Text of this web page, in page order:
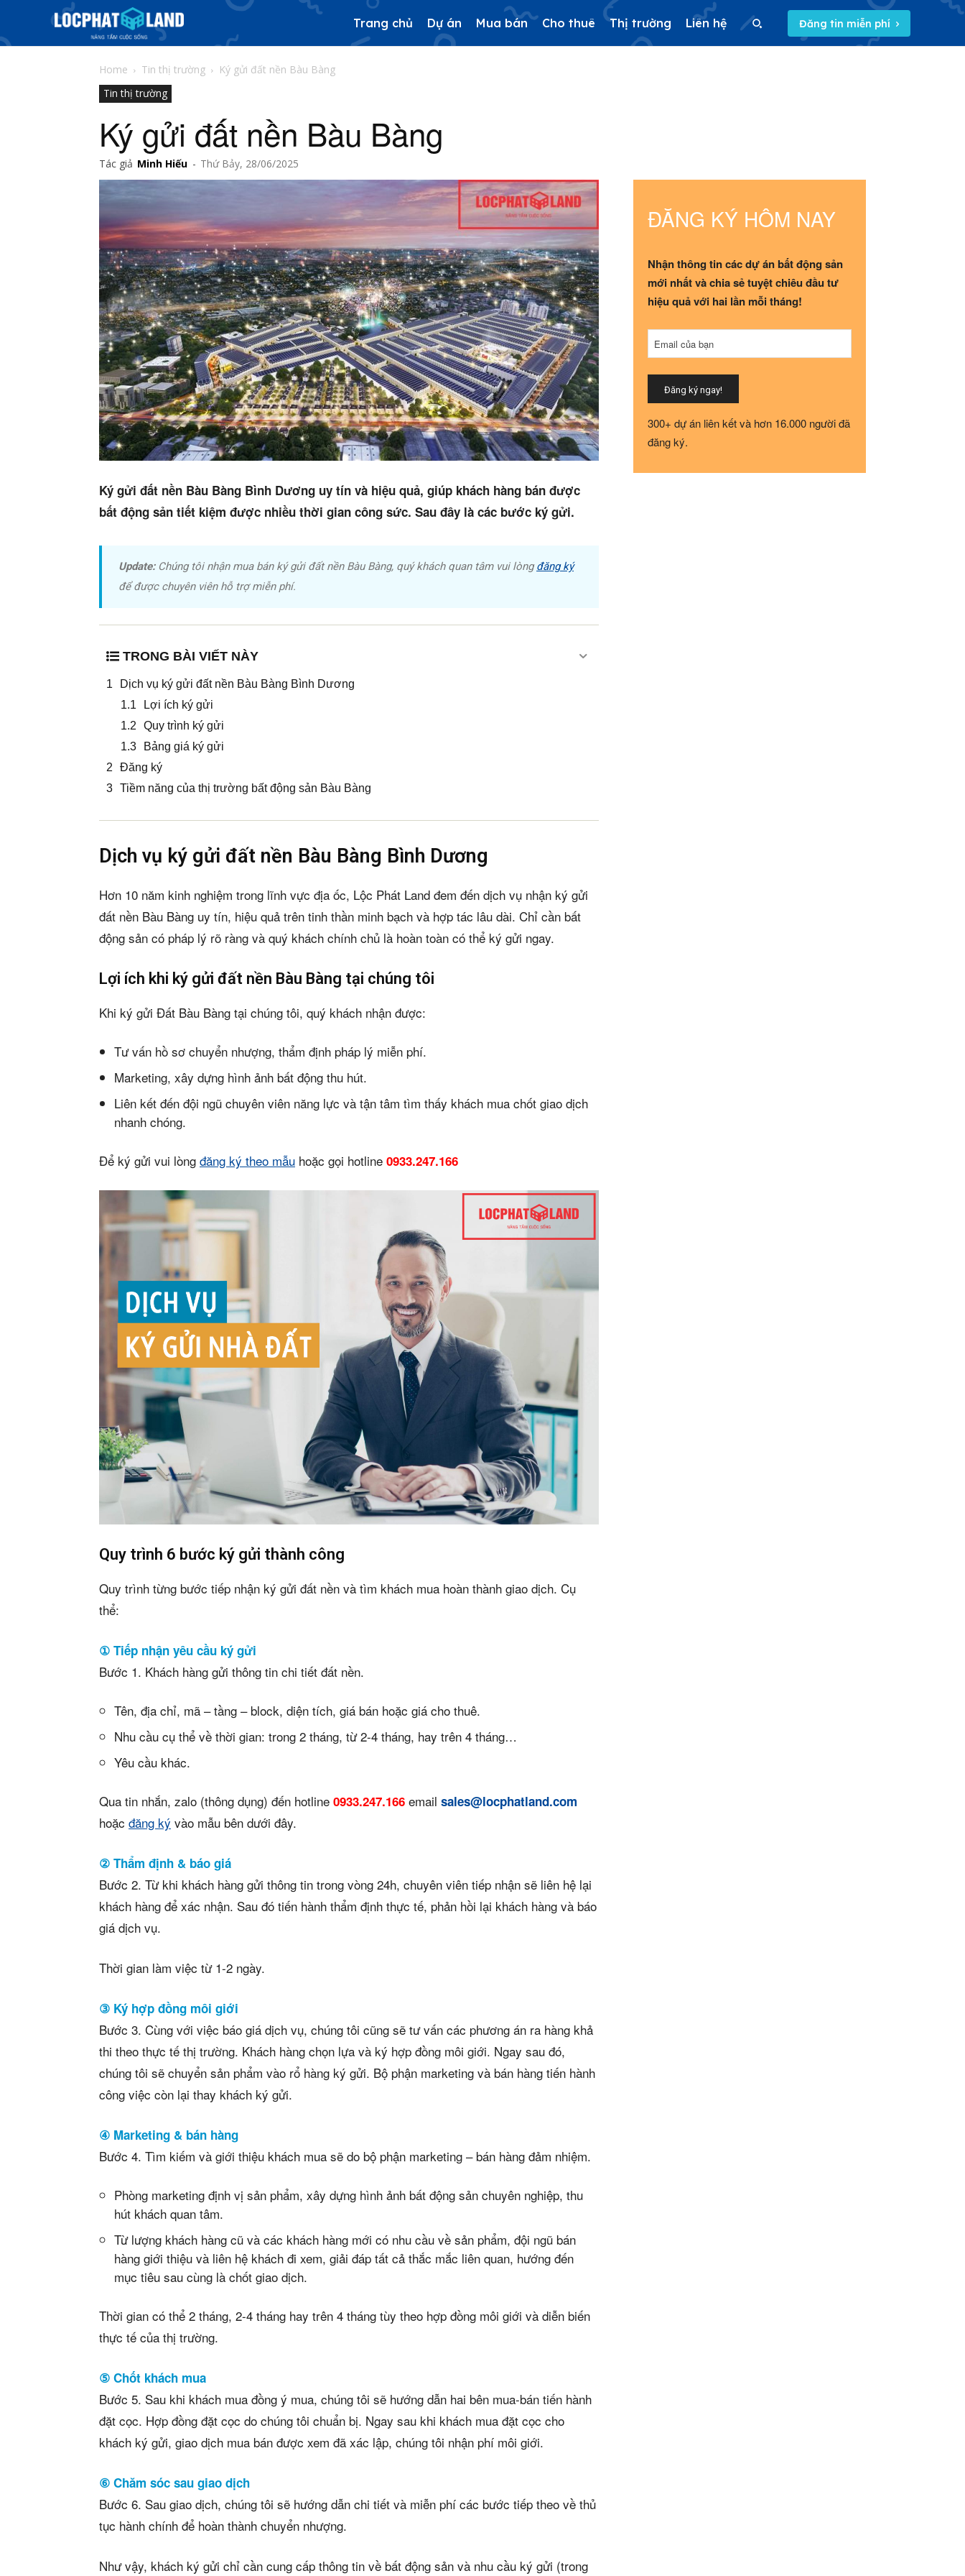
Phiên bản cập nhật V3
& tìm kiếm nhanh chóng hơn
Trang chủ
Thị trường
Liên hệ
5/5(46 Reviews)
Trang chủ Dự án Mua bán Cho thuê Thị trường Liên hệ Đăng tin miễn phí
Home Tin thị trường
Ký gửi đất nền Bàu Bàng
Tin thị trường
Ký gửi đất nền Bàu Bàng
Tác giả Minh Hiếu - Thứ Bảy, 28/06/2025
Ký gửi đất nền Bàu Bàng Bình Dương uy tín và hiệu quả, giúp khách hàng bán được
bất động sản tiết kiệm được nhiều thời gian công sức. Sau đây là các bước ký gửi.
Update:Chúng tôi nhận mua bán ký gửi đất nền Bàu Bàng, quý khách quan tâm vui lòngđăng ký
để được chuyên viên hỗ trợ miễn phí.
TRONG BÀI VIẾT NÀY
Dịch vụ ký gửi đất nền Bàu Bàng Bình Dương
Lợi ích ký gửi
Quy trình ký gửi
Bảng giá ký gửi
Đăng ký
Tiềm năng của thị trường bất động sản Bàu Bàng
Dịch vụ ký gửi đất nền Bàu Bàng Bình Dương
Hơn 10 năm kinh nghiệm trong lĩnh vực địa ốc, Lộc Phát Land đem đến dịch vụ nhận ký gửi
đất nền Bàu Bàng uy tín, hiệu quả trên tinh thần minh bạch và hợp tác lâu dài. Chỉ cần bất
động sản có pháp lý rõ ràng và quý khách chính chủ là hoàn toàn có thể ký gửi ngay.
Lợi ích khi ký gửi đất nền Bàu Bàng tại chúng tôi
Khi ký gửi Đất Bàu Bàng tại chúng tôi, quý khách nhận được:
Tư vấn hồ sơ chuyển nhượng, thẩm định pháp lý miễn phí.
Marketing, xây dựng hình ảnh bất động thu hút.
Liên kết đến đội ngũ chuyên viên năng lực và tận tâm tìm thấy khách mua chốt giao dịch
nhanh chóng.
Để ký gửi vui lòng đăng ký theo mẫu hoặc gọi hotline 0933.247.166
Quy trình 6 bước ký gửi thành công
Quy trình từng bước tiếp nhận ký gửi đất nền và tìm khách mua hoàn thành giao dịch. Cụ
thể:
① Tiếp nhận yêu cầu ký gửi
Bước 1. Khách hàng gửi thông tin chi tiết đất nền.
Tên, địa chỉ, mã – tầng – block, diện tích, giá bán hoặc giá cho thuê.
Nhu cầu cụ thể về thời gian: trong 2 tháng, từ 2-4 tháng, hay trên 4 tháng…
Yêu cầu khác.
Qua tin nhắn, zalo (thông dụng) đến hotline 0933.247.166 email sales@locphatland.com
hoặc đăng ký vào mẫu bên dưới đây.
② Thẩm định & báo giá
Bước 2. Từ khi khách hàng gửi thông tin trong vòng 24h, chuyên viên tiếp nhận sẽ liên hệ lại
khách hàng để xác nhận. Sau đó tiến hành thẩm định thực tế, phản hồi lại khách hàng và báo
giá dịch vụ.
Thời gian làm việc từ 1-2 ngày.
③ Ký hợp đồng môi giới
Bước 3. Cùng với việc báo giá dịch vụ, chúng tôi cũng sẽ tư vấn các phương án ra hàng khả
thi theo thực tế thị trường. Khách hàng chọn lựa và ký hợp đồng môi giới. Ngay sau đó,
chúng tôi sẽ chuyển sản phẩm vào rổ hàng ký gửi. Bộ phận marketing và bán hàng tiến hành
công việc còn lại thay khách ký gửi.
④ Marketing & bán hàng
Bước 4. Tìm kiếm và giới thiệu khách mua sẽ do bộ phận marketing – bán hàng đảm nhiệm.
Phòng marketing định vị sản phẩm, xây dựng hình ảnh bất động sản chuyên nghiệp, thu
hút khách quan tâm.
Từ lượng khách hàng cũ và các khách hàng mới có nhu cầu về sản phẩm, đội ngũ bán
hàng giới thiệu và liên hệ khách đi xem, giải đáp tất cả thắc mắc liên quan, hướng đến
mục tiêu sau cùng là chốt giao dịch.
Thời gian có thể 2 tháng, 2-4 tháng hay trên 4 tháng tùy theo hợp đồng môi giới và diễn biến
thực tế của thị trường.
⑤ Chốt khách mua
Bước 5. Sau khi khách mua đồng ý mua, chúng tôi sẽ hướng dẫn hai bên mua-bán tiến hành
đặt cọc. Hợp đồng đặt cọc do chúng tôi chuẩn bị. Ngay sau khi khách mua đặt cọc cho
khách ký gửi, giao dịch mua bán được xem đã xác lập, chúng tôi nhận phí môi giới.
⑥ Chăm sóc sau giao dịch
Bước 6. Sau giao dịch, chúng tôi sẽ hướng dẫn chi tiết và miễn phí các bước tiếp theo về thủ
tục hành chính để hoàn thành chuyển nhượng.
Như vậy, khách ký gửi chỉ cần cung cấp thông tin về bất động sản và nhu cầu ký gửi (trong
ĐĂNG KÝ HÔM NAY
Nhận thông tin các dự án bất động sản
mới nhất và chia sẻ tuyệt chiêu đầu tư
hiệu quả với hai lần mỗi tháng!
Email của bạn
Đăng ký ngay!
Email
Address
300+ dự án liên kết và hơn 16.000 người đã
đăng ký.